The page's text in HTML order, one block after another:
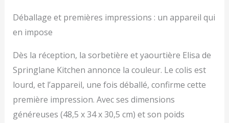
polyvalent dispose de 4
numérique : glace,
yaourt, refroidissement
et brassage. Grâce à la
fonction de
refroidissement
automatique, Ellisa
Déballage et premières impressions : un appareil qui
en impose
Dès la réception, la sorbetière et yaourtière Elisa de
Springlane Kitchen annonce la couleur. Le colis est
lourd, et l’appareil, une fois déballé, confirme cette
première impression. Avec ses dimensions
généreuses (48,5 x 34 x 30,5 cm) et son poids